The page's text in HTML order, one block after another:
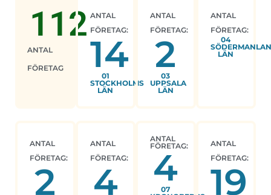
ANTAL
FÖRETAG
112 ANTAL
FÖRETAG:
14
01
STOCKHOLMS
LÄN
ANTAL
FÖRETAG:
2
03
UPPSALA
LÄN
ANTAL
FÖRETAG:
04
LÄN
ANTAL
FÖRETAG:
2
ANTAL
FÖRETAG:
4
ANTAL
FÖRETAG:
4
07
ANTAL
FÖRETAG:
19